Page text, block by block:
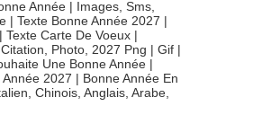
Année | Images, Sms,
| Texte Bonne Année 2027 |
Texte Carte De Voeux |
Photo, 2027 Png | Gif |
Une Bonne Année |
2027 | Bonne Année En
Chinois, Anglais, Arabe,